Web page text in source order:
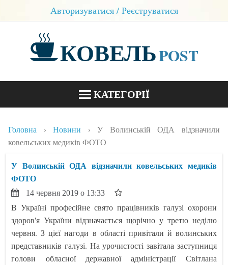
Авторизуватися / Реєструватися
КОВЕЛЬPOST
КАТЕГОРІЇ
БЛОГИ
КОНТАКТИ
Головна Новини
У Волинській ОДА відзначили
ковельських медиків ФОТО
У Волинській ОДА відзначили ковельських медиків
ФОТО
14 червня 2019 о 13:33
В Україні професійне свято працівників галузі охорони
здоров'я України відзначається щорічно у третю неділю
червня. З цієї нагоди в області привітали й волинських
представників галузі. На урочистості завітала заступниця
голови обласної державної адміністрації Світлана